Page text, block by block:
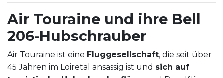
Air Touraine und ihre Bell
206-Hubschrauber
Air Touraine ist eine Fluggesellschaft, die seit über
45 Jahren im Loiretal ansässig ist und sich auf